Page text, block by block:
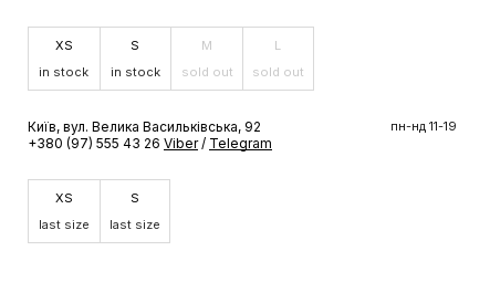
XS
in stock
S
in stock
M
sold out
L
sold out
Київ, вул. Велика Васильківська, 92
+380 (97) 555 43 26 Viber / Telegram
пн-нд 11-19
XS
last size
S
last size
до